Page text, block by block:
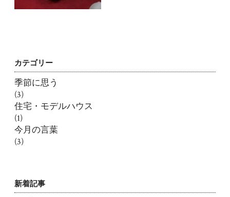
カテゴリー
季節に思う
(3)
住宅・モデルハウス
(1)
今月の言葉
(3)
新着記事